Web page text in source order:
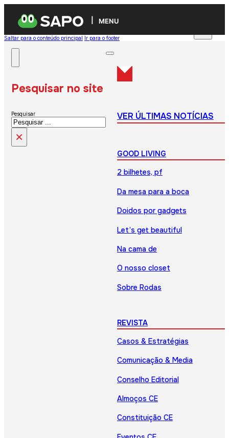
MENU
Saltar para o conteúdo principal Ir para o footer
Pesquisar no site
Pesquisar
×
VER ÚLTIMAS NOTÍCIAS
GOOD LIVING
2 bilhetes, pf
Da mesa para a boca
Doidos por gadgets
Let’s get beautiful
Na cama de
O nosso closet
Sobre Rodas
REVISTA
Casos & Estratégias
Comunicação & Media
Conselho Editorial
Almoços CE
Constituição CE